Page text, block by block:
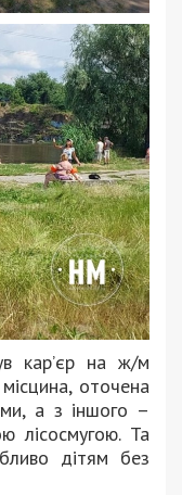
кар’єр на ж/м
оточена
а з іншого –
лісосмугою. Та
дітям без